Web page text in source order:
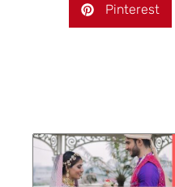
Pinterest